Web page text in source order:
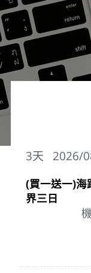
2026/
3天
(買一送一)海
界三日